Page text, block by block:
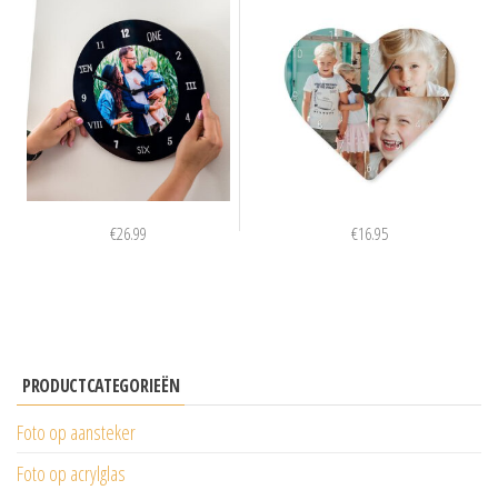
€26.99 €16.95
PRODUCTCATEGORIEËN
Foto op aansteker
Foto op acrylglas